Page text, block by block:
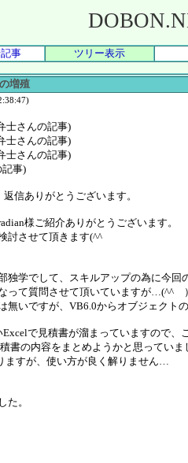
事 ツリー表示
増殖
士さんの記事)
士さんの記事)
士さんの記事)
記事)
信ありがとうございます。
様ご紹介ありがとうございます。
討させて頂きます(^^ゞ
独学でして、スキルアップの為に今回
って質問させて頂いていますが…(^^ゞ）
無いですが、VB6.0からオブジェクト
で見積書が溜まっていますので、
書の内容をまとめようかと思ってい
すが、使い方が良く解りません…
た。